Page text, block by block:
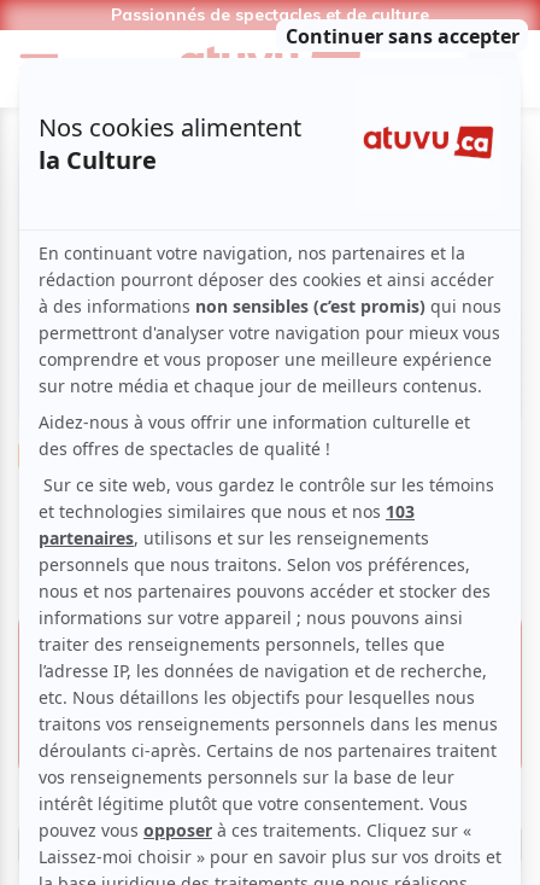
Passionnés de spectacles et de culture
Musique Classique
Traces
Voir les avis -->
8 mai 2026 -
19h30
Salle Joseph-Rouleau
305, avenue du Mont-Royal Est,
Montréal
Offre VIP
24.00 $
Invitation gratuite
Réserver